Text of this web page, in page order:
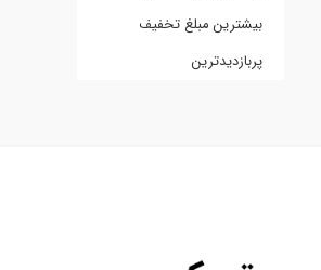
بیشترین مبلغ تخفیف
پربازدیدترین